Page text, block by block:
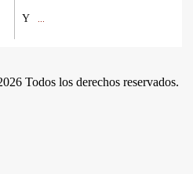
Y
Todos los derechos reservados.